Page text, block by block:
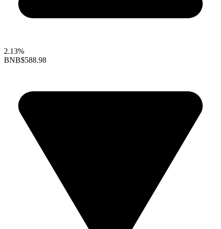
2.13%
BNB$588.98